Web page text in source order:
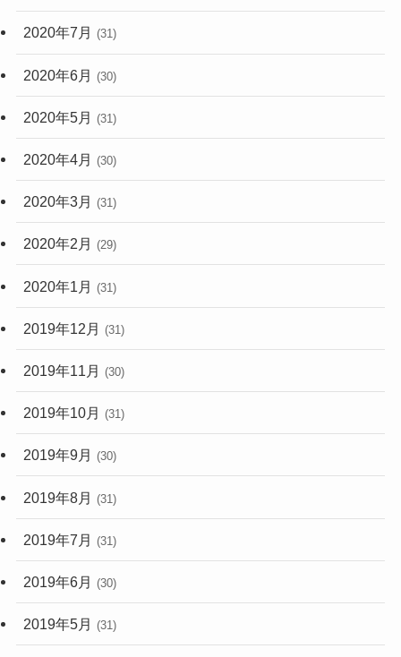
2020年7月 (31)
2020年6月 (30)
2020年5月 (31)
2020年4月 (30)
2020年3月 (31)
2020年2月 (29)
2020年1月 (31)
2019年12月 (31)
2019年11月 (30)
2019年10月 (31)
2019年9月 (30)
2019年8月 (31)
2019年7月 (31)
2019年6月 (30)
2019年5月 (31)